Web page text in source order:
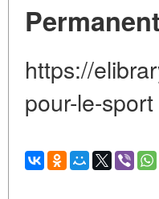
https://
pour-le-sport